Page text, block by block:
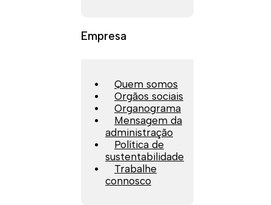
Empresa
Quem somos
Orgãos sociais
Organograma
Mensagem da
administração
Política de
sustentabilidade
Trabalhe
connosco